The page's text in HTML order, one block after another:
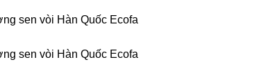
sen vòi Hàn Quốc Ecofa
sen vòi Hàn Quốc Ecofa